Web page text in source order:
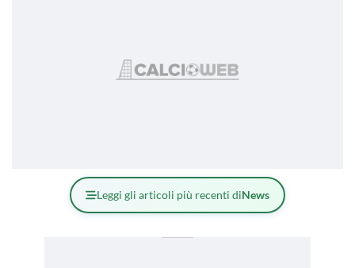
Leggi gli articoli più recenti diNews